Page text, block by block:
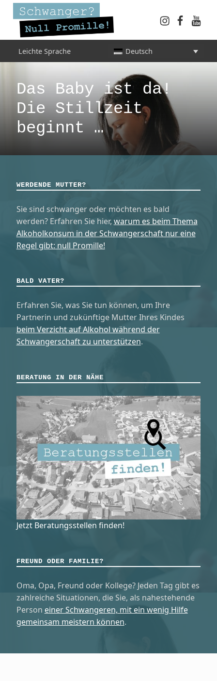
INFORMATIONEN FÜR SCHWANGERE, WERDENDE MÜTTER UND ALLE, DIE SIE IN DER SCHWANGERSCHAFT BEGLEITEN
Leichte Sprache Deutsch
Das Baby ist da!
Die Stillzeit
beginnt …
WERDENDE MUTTER?
Sie sind schwanger oder möchten es bald
werden? Erfahren Sie hier, warum es beim Thema
Alkoholkonsum in der Schwangerschaft nur eine
Regel gibt: null Promille!
BALD VATER?
Erfahren Sie, was Sie tun können, um Ihre
Partnerin und zukünftige Mutter Ihres Kindes
beim Verzicht auf Alkohol während der
Schwangerschaft zu unterstützen.
BERATUNG IN DER NÄHE
Jetzt Beratungsstellen finden!
FREUND ODER FAMILIE?
Oma, Opa, Freund oder Kollege? Jeden Tag gibt es
zahlreiche Situationen, die Sie, als nahestehende
Person einer Schwangeren, mit ein wenig Hilfe
gemeinsam meistern können.